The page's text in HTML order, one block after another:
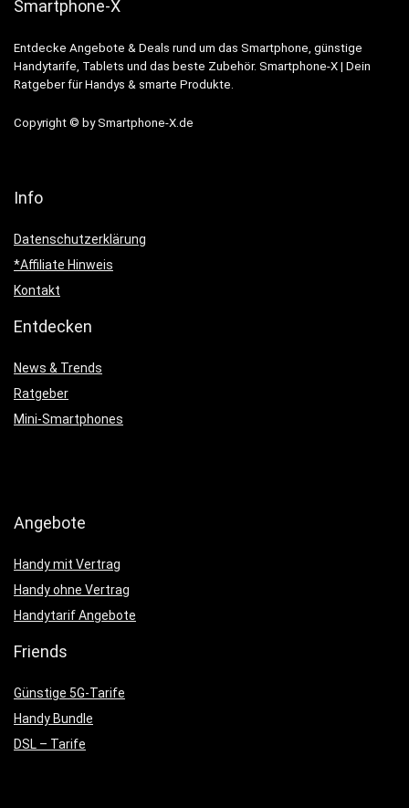
Smartphone-X
Entdecke Angebote & Deals rund um das Smartphone, günstige
Handytarife, Tablets und das beste Zubehör. Smartphone-X | Dein
Ratgeber für Handys & smarte Produkte.
Copyright © by Smartphone-X.de
Info
Datenschutzerklärung
*Affiliate Hinweis
Kontakt
Entdecken
News & Trends
Ratgeber
Mini-Smartphones
Angebote
Handy mit Vertrag
Handy ohne Vertrag
Handytarif Angebote
Friends
Günstige 5G-Tarife
Handy Bundle
DSL – Tarife